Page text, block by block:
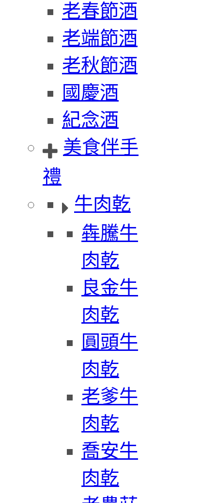
老春節酒
老端節酒
老秋節酒
國慶酒
紀念酒
美食伴手
禮
牛肉乾
犇騰牛
肉乾
良金牛
肉乾
圓頭牛
肉乾
老爹牛
肉乾
喬安牛
肉乾